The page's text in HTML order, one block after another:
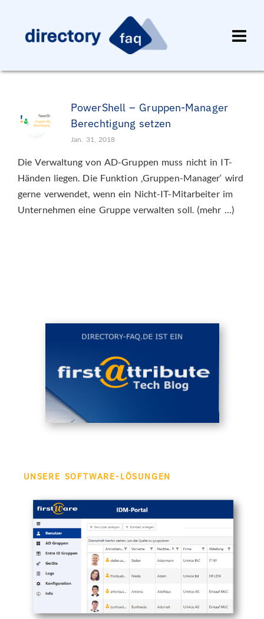
PowerShell – Gruppen-Manager
Berechtigung setzen
Jan. 31, 2018
Die Verwaltung von AD-Gruppen muss nicht in IT-
Händen liegen. Die Funktion ‚Gruppen-Manager‘ wird
gerne verwendet, wenn ein Nicht-IT-Mitarbeiter im
Unternehmen eine Gruppe verwalten soll. (mehr …)
UNSERE SOFTWARE-LÖSUNGEN